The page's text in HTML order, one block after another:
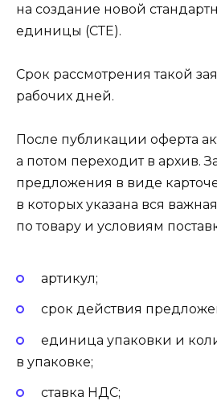
на создание новой
единицы (СТЕ).
Срок рассмотрения такой
рабочих дней.
После публикации оферта
а потом переходит в архив.
предложения в виде
в которых указана вся
по товару и условиям
артикул;
срок действия
единица упаковки и
в упаковке;
ставка НДС;